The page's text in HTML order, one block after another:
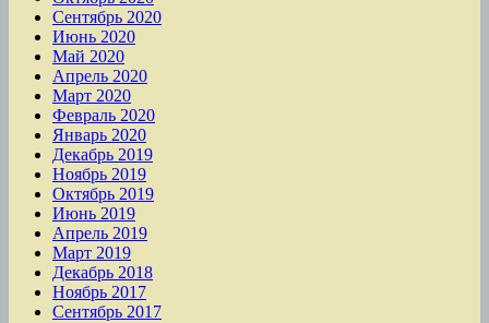
Сентябрь 2020
Июнь 2020
Май 2020
Апрель 2020
Март 2020
Февраль 2020
Январь 2020
Декабрь 2019
Ноябрь 2019
Октябрь 2019
Июнь 2019
Апрель 2019
Март 2019
Декабрь 2018
Ноябрь 2017
Сентябрь 2017